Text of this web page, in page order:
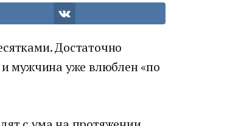
Достаточно
мужчина уже влюблен «по